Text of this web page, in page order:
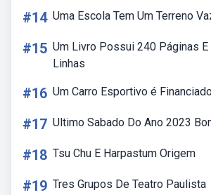
#14 Uma Escola Tem Um Terreno
#15 Um Livro Possui 240 Páginas E
Linhas
#16 Um Carro Esportivo é
#17 Ultimo Sabado Do Ano 2023
#18 Tsu Chu E Harpastum Origem
#19 Tres Grupos De Teatro Paulista